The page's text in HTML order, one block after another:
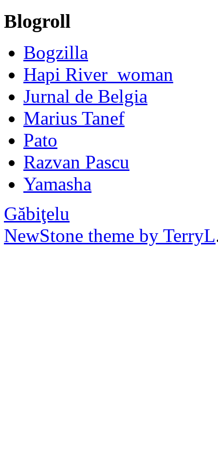
Blogroll
Bogzilla
Hapi River_woman
Jurnal de Belgia
Marius Tanef
Pato
Razvan Pascu
Yamasha
Găbiţelu
NewStone theme by TerryL